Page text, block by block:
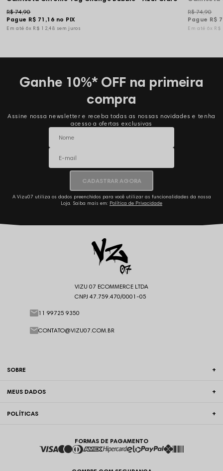
Pague R$ 71,16 no PIX
R$ 74,90
6x R$ 12,48 sem juros
Pague R$
R$ 74,90
6x R$
Ganhe 10%* OFF na primeira
compra
Assine nossa newsletter e receba todas as nossas novidades e tenha
acesso a ofertas exclusivas
CADASTRAR AGORA
A Vizu07 utiliza os dados preenchidos para você utilizar as funcionalidades da nossa
Loja. Saiba mais em: Política de Privacidade
SOBRE
MEUS DADOS
POLÍTICAS
VIZU 07 ECOMMERCE LTDA
CNPJ 47.759.470/0001-05
11 99725 9350
CONTATO@VIZU07.COM.BR
FORMAS DE PAGAMENTO